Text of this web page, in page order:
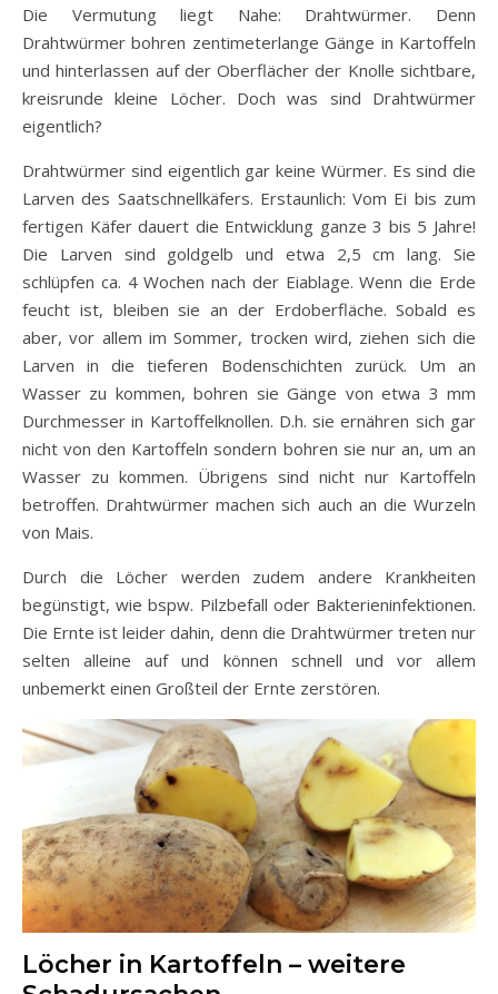
Die Vermutung liegt Nahe: Drahtwürmer. Denn
Drahtwürmer bohren zentimeterlange Gänge in Kartoffeln
und hinterlassen auf der Oberflächer der Knolle sichtbare,
kreisrunde kleine Löcher. Doch was sind Drahtwürmer
eigentlich?
Drahtwürmer sind eigentlich gar keine Würmer. Es sind die
Larven des Saatschnellkäfers. Erstaunlich: Vom Ei bis zum
fertigen Käfer dauert die Entwicklung ganze 3 bis 5 Jahre!
Die Larven sind goldgelb und etwa 2,5 cm lang. Sie
schlüpfen ca. 4 Wochen nach der Eiablage. Wenn die Erde
feucht ist, bleiben sie an der Erdoberfläche. Sobald es
aber, vor allem im Sommer, trocken wird, ziehen sich die
Larven in die tieferen Bodenschichten zurück. Um an
Wasser zu kommen, bohren sie Gänge von etwa 3 mm
Durchmesser in Kartoffelknollen. D.h. sie ernähren sich gar
nicht von den Kartoffeln sondern bohren sie nur an, um an
Wasser zu kommen. Übrigens sind nicht nur Kartoffeln
betroffen. Drahtwürmer machen sich auch an die Wurzeln
von Mais.
Durch die Löcher werden zudem andere Krankheiten
begünstigt, wie bspw. Pilzbefall oder Bakterieninfektionen.
Die Ernte ist leider dahin, denn die Drahtwürmer treten nur
selten alleine auf und können schnell und vor allem
unbemerkt einen Großteil der Ernte zerstören.
Löcher in Kartoffeln – weitere